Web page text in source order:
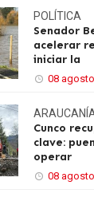
POLÍTICA
Senador
acelerar
iniciar la
08
Cunco
clave:
operar
08